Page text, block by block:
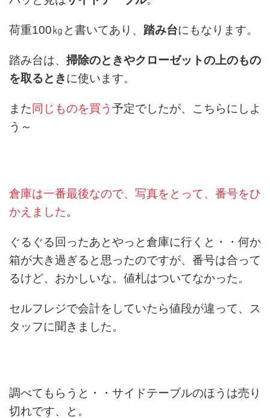
荷重100㎏と書いてあり、 踏み台にもなります。
踏み台は、 掃除のときやクローゼットの上のもの
を取るときに使います。
また 同じものを買う 予定でしたが、こちらにしよ
う～
倉庫は一番最後なので、写真をとって、番号をひ
かえました。
ぐるぐる回ったあとやっと倉庫に行くと・・何か
箱が大き過ぎると思ったのですが、番号は合って
るけど、おかしいな。値札はついてなかった。
セルフレジで会計をしていたら値段が違って、ス
タッフに聞きました。
調べてもらうと・・サイドテーブルのほうは売り
切れです、と。